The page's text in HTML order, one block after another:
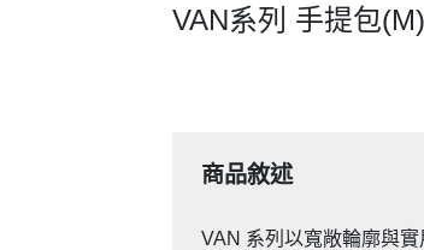
VAN系列 手提包(M)
商品敘述
VAN 系列以寬敞輪廓與